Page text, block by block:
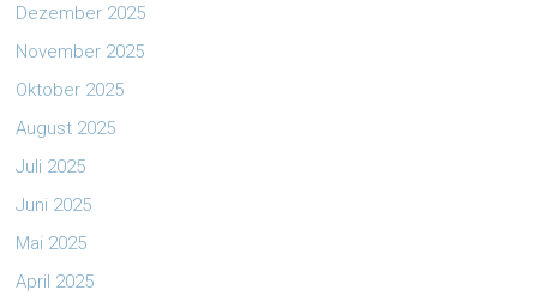
Dezember 2025
November 2025
Oktober 2025
August 2025
Juli 2025
Juni 2025
Mai 2025
April 2025